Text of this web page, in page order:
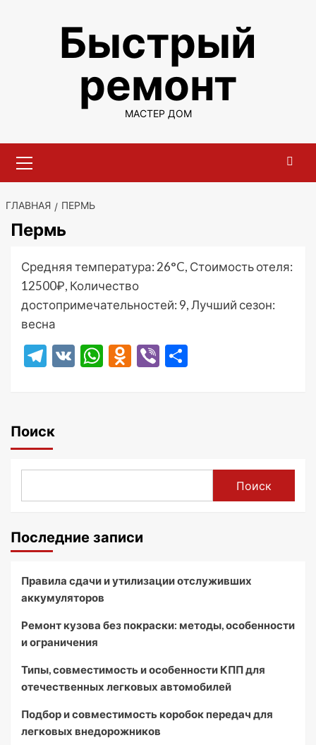
содержимомуБыстрый
ремонт
МАСТЕР ДОМ
меню
ГЛАВНАЯ ПЕРМЬ
Пермь
Средняя температура: 26°C, Стоимость отеля:
12500₽, Количество
достопримечательностей: 9, Лучший сезон:
весна
Telegram
VK WhatsApp
Odnoklassniki
Viber
Поиск
Поиск
Последние записи
Правила сдачи и утилизации отслуживших
аккумуляторов
Ремонт кузова без покраски: методы, особенности
и ограничения
Типы, совместимость и особенности КПП для
отечественных легковых автомобилей
Подбор и совместимость коробок передач для
легковых внедорожников